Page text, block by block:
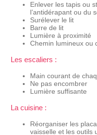
Enlever les tapis ou
l’antidérapant ou du
Surélever le lit
Barre de lit
Lumière à proximité
Chemin lumineux ou
Les escaliers :
Main courant de
Ne pas encombrer
Lumière suffisante
La cuisine :
Réorganiser les
vaisselle et les outils